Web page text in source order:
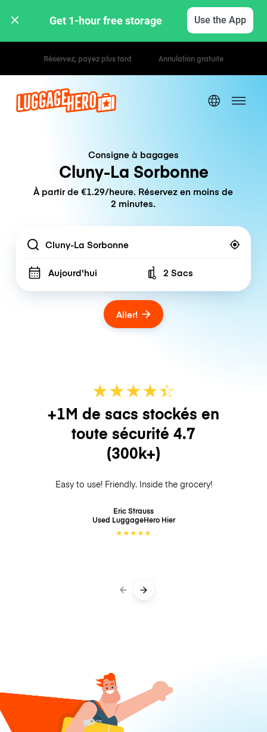
Get 1-hour free storage Use the App
Tarifs horaires / journaliers
Consigne à bagages
Cluny-La Sorbonne
À partir de €1.29/heure. Réservez en moins de
2 minutes.
Location
Aujourd'hui Number of bags
2 Sacs
Aller!
★★★★☆
★
+1M de sacs stockés en
toute sécurité 4.7
(300k+)
Easy to use! Friendly. Inside the grocery!
Eric Strauss
Used LuggageHero Hier
★★★★★